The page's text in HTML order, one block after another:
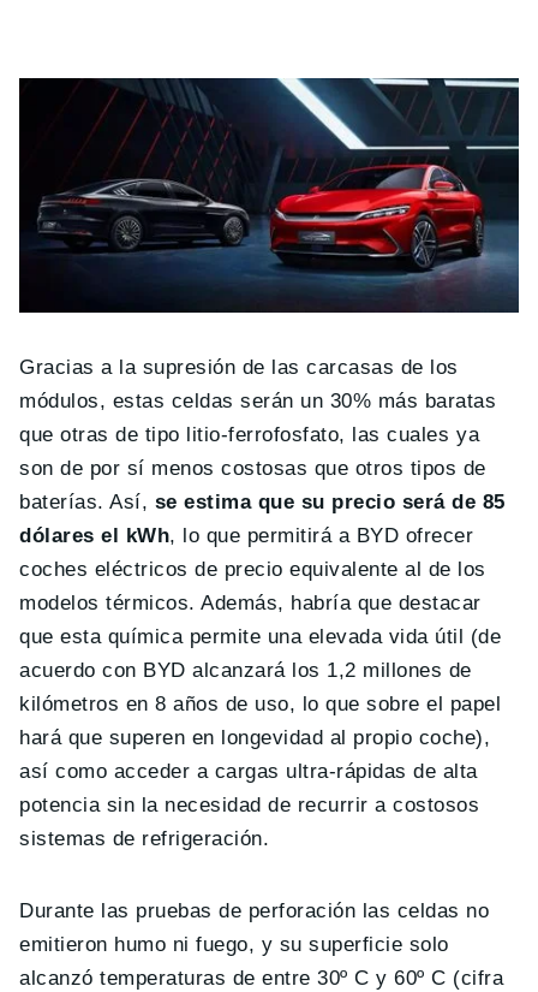
Gracias a la supresión de las carcasas de los
módulos, estas celdas serán un 30% más baratas
que otras de tipo litio-ferrofosfato, las cuales ya
son de por sí menos costosas que otros tipos de
baterías. Así, se estima que su precio será de 85
dólares el kWh, lo que permitirá a BYD ofrecer
coches eléctricos de precio equivalente al de los
modelos térmicos. Además, habría que destacar
que esta química permite una elevada vida útil (de
acuerdo con BYD alcanzará los 1,2 millones de
kilómetros en 8 años de uso, lo que sobre el papel
hará que superen en longevidad al propio coche),
así como acceder a cargas ultra-rápidas de alta
potencia sin la necesidad de recurrir a costosos
sistemas de refrigeración.
Durante las pruebas de perforación las celdas no
emitieron humo ni fuego, y su superficie solo
alcanzó temperaturas de entre 30º C y 60º C (cifra